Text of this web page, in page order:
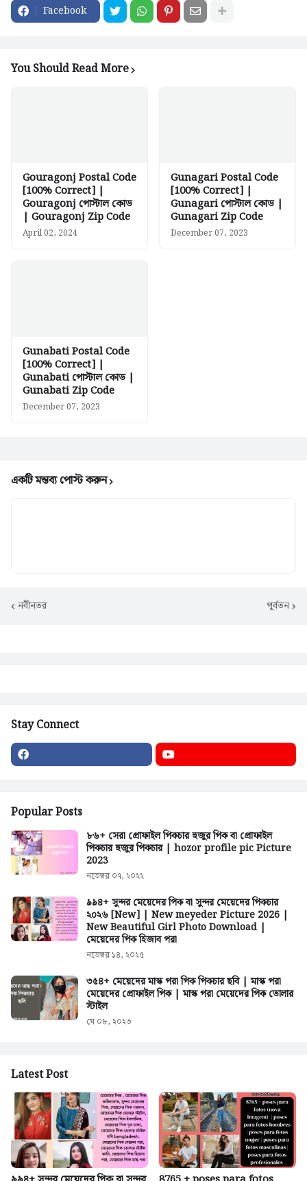
Facebook
You Should Read More
Gouragonj Postal Code
[100% Correct] |
Gouragonj পোস্টাল কোড
| Gouragonj Zip Code
April 02, 2024
Gunagari Postal Code
[100% Correct] |
Gunagari পোস্টাল কোড |
Gunagari Zip Code
December 07, 2023
Gunabati Postal Code
[100% Correct] |
Gunabati পোস্টাল কোড |
Gunabati Zip Code
December 07, 2023
একটি মন্তব্য পোস্ট করুন
নবীনতর পূর্বতন
Stay Connect
Popular Posts
৮৬+ সেরা প্রোফাইল পিকচার হুজুর পিক বা প্রোফাইল
পিকচার হুজুর পিকচার | hozor profile pic Picture
2023
নভেম্বর ০৭, ২০২২
৯৯৪+ সুন্দর মেয়েদের পিক বা সুন্দর মেয়েদের পিকচার
২০২৬ [New] | New meyeder Picture 2026 |
New Beautiful Girl Photo Download |
মেয়েদের পিক হিজাব পরা
নভেম্বর ১৪, ২০২৫
৩৫৪+ মেয়েদের মাস্ক পরা পিক পিকচার ছবি | মাস্ক পরা
মেয়েদের প্রোফাইল পিক | মাস্ক পরা মেয়েদের পিক তোলার
স্টাইল
মে ০৮, ২০২৩
Latest Post